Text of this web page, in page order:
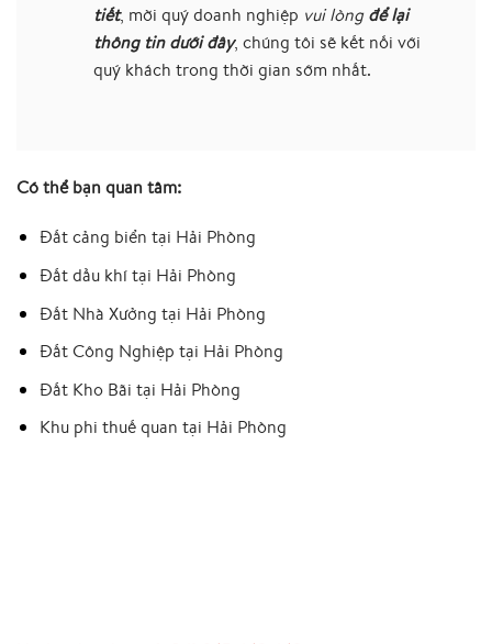
tiết, mời quý doanh nghiệp vui lòngđể lại
thông tin dưới đây, chúng tôi sẽ kết nối với
quý khách trong thời gian sớm nhất.
Có thể bạn quan tâm:
Đất cảng biển tại Hải Phòng
Đất dầu khí tại Hải Phòng
Đất Nhà Xưởng tại Hải Phòng
Đất Công Nghiệp tại Hải Phòng
Đất Kho Bãi tại Hải Phòng
Khu phi thuế quan tại Hải Phòng